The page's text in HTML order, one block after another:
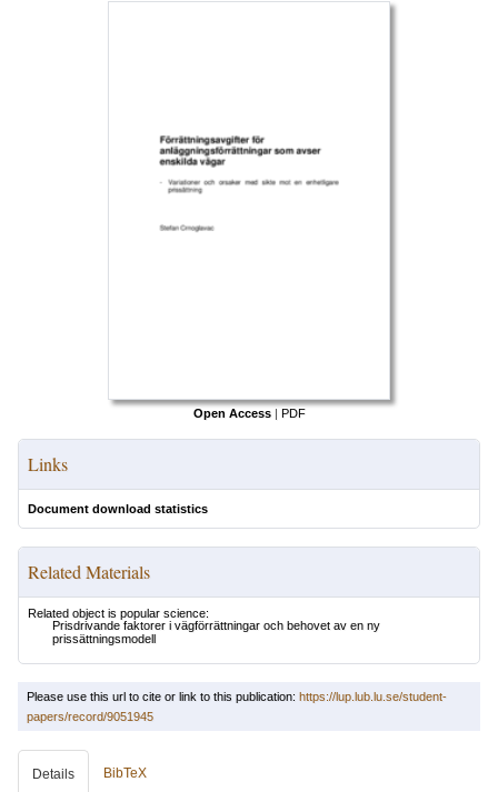
Open Access | PDF
Links
Document download statistics
Related Materials
Related object is popular science:
Prisdrivande faktorer i vägförrättningar och behovet av en ny
prissättningsmodell
Please use this url to cite or link to this publication: https://lup.lub.lu.se/student-
papers/record/9051945
Details BibTeX